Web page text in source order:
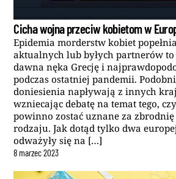
Cicha wojna przeciw kobietom w
Epidemia morderstw kobiet
aktualnych lub byłych partnerów
dawna nęka Grecję i
podczas ostatniej pandemii.
doniesienia napływają z innych
wzniecając debatę na temat tego,
powinno zostać uznane za zbrodnię
rodzaju. Jak dotąd tylko dwa
odważyły się na […]
8 marzec2023